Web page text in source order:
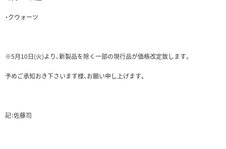
・クウォーツ
※5月10日(火)より、新製品を除く一部の現行品が価格改定致します。
予めご承知おき下さいます様、お願い申し上げます。
記：佐藤司